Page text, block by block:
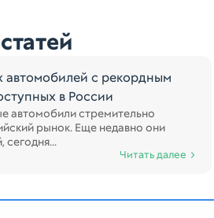
автомобилей с рекордным
в России
автомобили стремительно
рынок. Еще недавно они
сегодня...
Читать далее